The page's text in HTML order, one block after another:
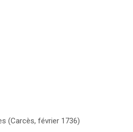
(Carcès, février 1736)